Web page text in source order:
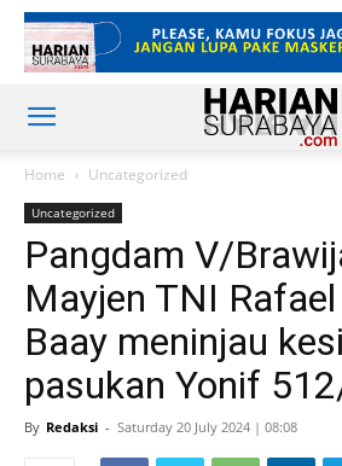
Home Uncategorized
Uncategorized
Pangdam V/
Mayjen TNI
Baay meninjau
pasukan Yonif
By Redaksi - Saturday 20 July 2024 | 08:08